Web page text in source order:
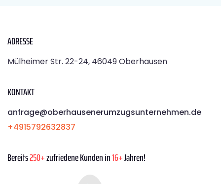
ADRESSE
Mülheimer Str. 22-24, 46049 Oberhausen
KONTAKT
anfrage@oberhausenerumzugsunternehmen.de
+4915792632837
Bereits250+zufriedene Kunden in16+Jahren!